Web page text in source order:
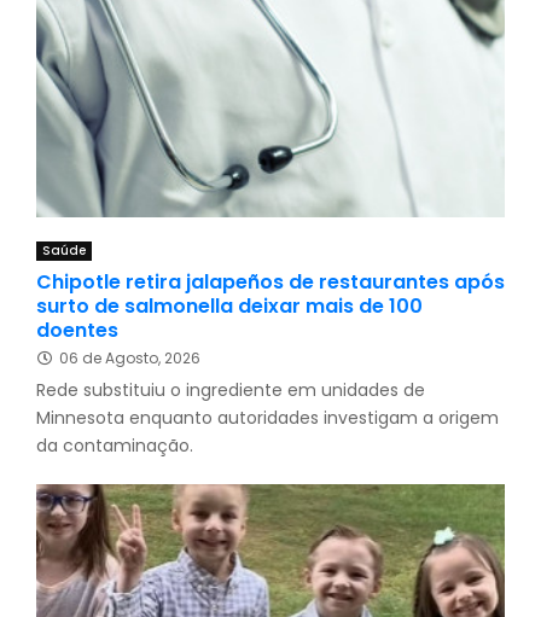
Saúde
Chipotle retira jalapeños de restaurantes após
surto de salmonella deixar mais de 100
doentes
06 de Agosto, 2026
Rede substituiu o ingrediente em unidades de
Minnesota enquanto autoridades investigam a origem
da contaminação.